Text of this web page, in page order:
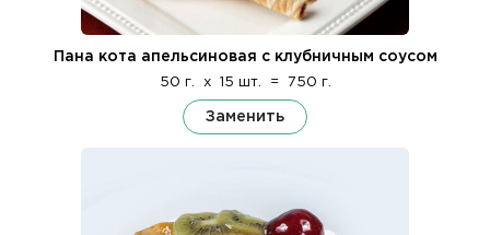
Пана кота апельсиновая с клубничным соусом
50 г. x 15 шт. = 750 г.
Заменить